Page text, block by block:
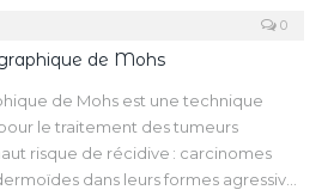
0
de Mohs
de Mohs est une technique
le traitement des tumeurs
risque de récidive : carcinomes
dans leurs formes agressives